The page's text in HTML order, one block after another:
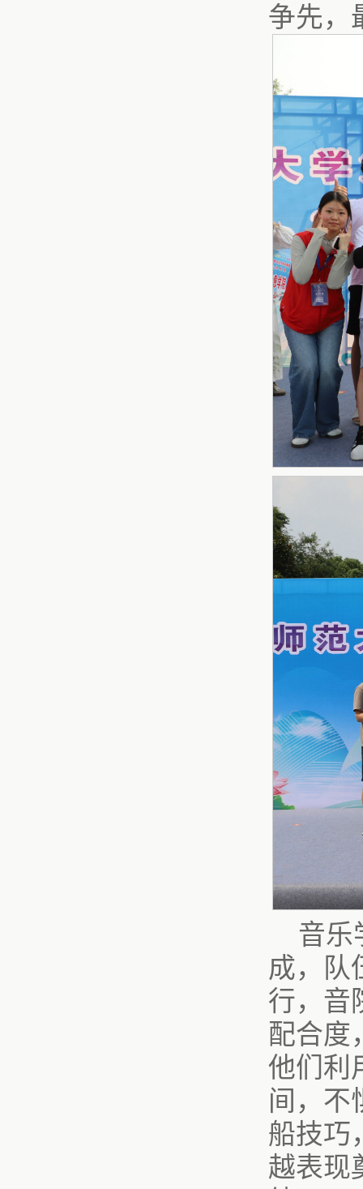
争先，
音乐
成，队
行，音
配合度
他们利
间，不
船技巧
越表现